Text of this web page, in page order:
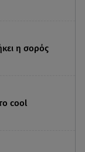
η σορός
cool